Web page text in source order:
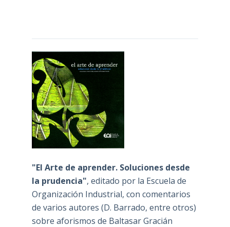
"El Arte de aprender. Soluciones desde
la prudencia", editado por la Escuela de
Organización Industrial, con comentarios
de varios autores (D. Barrado, entre otros)
sobre aforismos de Baltasar Gracián